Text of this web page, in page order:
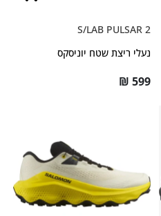
S/LAB PULSAR 2
נעלי ריצת שטח יוניסקס
₪ 599